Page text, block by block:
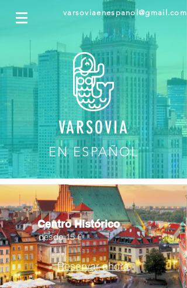
varsoviaenespanol@gmail.com
VARSOVIA
EN ESPAÑOL
Centro Histórico
desde 15 €
Reservar ahora